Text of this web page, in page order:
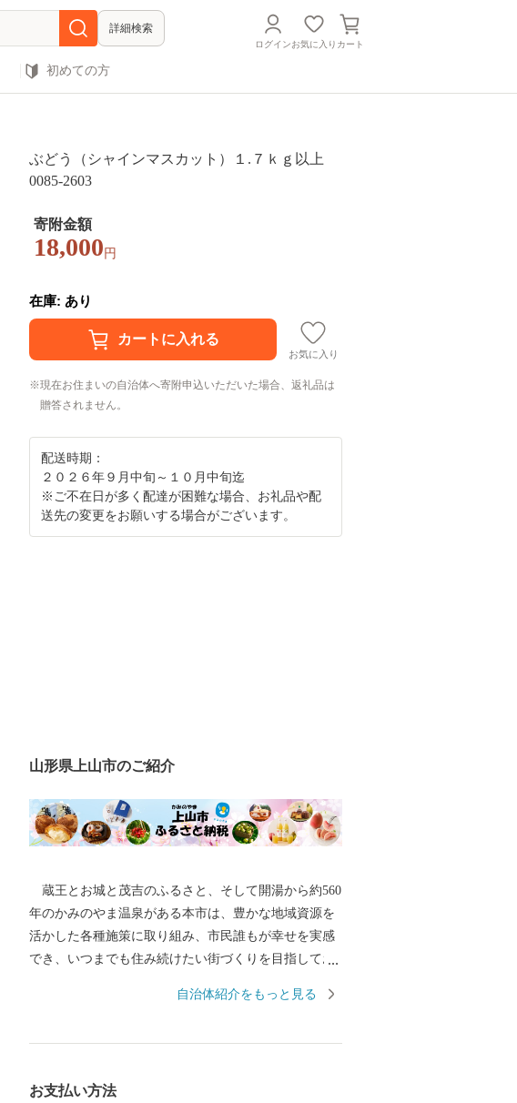
詳細検索
ログインお気に入り カート
初めての方
ぶどう（シャインマスカット）１.７ｋｇ以上
0085-2603
寄附金額
18,000 円
在庫: あり
お気に入り
現在お住まいの自治体へ寄附申込いただいた場合、返礼品は
贈答されません。
配送時期：
２０２６年９月中旬～１０月中旬迄
※ご不在日が多く配達が困難な場合、お礼品や配
送先の変更をお願いする場合がございます。
山形県上山市のご紹介
蔵王とお城と茂吉のふるさと、そして開湯から約560
年のかみのやま温泉がある本市は、豊かな地域資源を
活かした各種施策に取り組み、市民誰もが幸せを実感
でき、いつまでも住み続けたい街づくりを目指してお
山型温泉クアオルト事業（クアオルトとはドイツで語
う、ラ・フランスをはじめ、かみのやま産のぶどうを
自治体紹介をもっと見る
お支払い方法